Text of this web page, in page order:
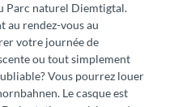
Parc naturel Diemtigtal.
au rendez-vous au
votre journée de
ou tout simplement
Vous pourrez louer
Le casque est